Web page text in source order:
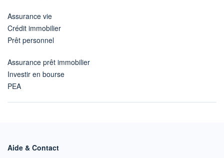
Assurance vie
Crédit immobilier
Prêt personnel
Assurance prêt immobilier
Investir en bourse
PEA
Aide & Contact